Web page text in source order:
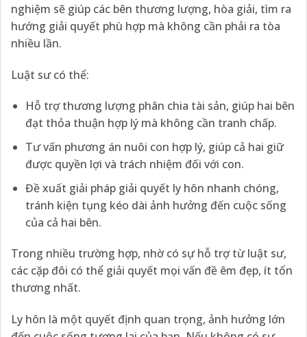
nghiệm sẽ giúp các bên thương lượng, hòa giải, tìm ra
hướng giải quyết phù hợp mà không cần phải ra tòa
nhiều lần.
Luật sư có thể:
Hỗ trợ thương lượng phân chia tài sản, giúp hai bên
đạt thỏa thuận hợp lý mà không cần tranh chấp.
Tư vấn phương án nuôi con hợp lý, giúp cả hai giữ
được quyền lợi và trách nhiệm đối với con.
Đề xuất giải pháp giải quyết ly hôn nhanh chóng,
tránh kiện tụng kéo dài ảnh hưởng đến cuộc sống
của cả hai bên.
Trong nhiều trường hợp, nhờ có sự hỗ trợ từ luật sư,
các cặp đôi có thể giải quyết mọi vấn đề êm đẹp, ít tổn
thương nhất.
Ly hôn là một quyết định quan trọng, ảnh hưởng lớn